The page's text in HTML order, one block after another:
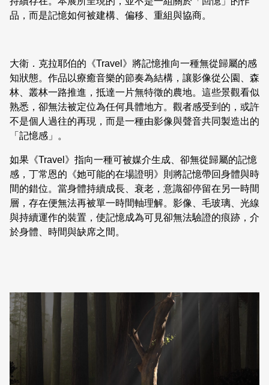
品，而是記憶如何被建構、偏移、重組與協商。
大衛．克拉耶伯的《Travel》將記憶推向一種無從歸屬的感
知狀態。作品以療癒音樂的節奏為結構，讓影像從公園、森
林、叢林一路推進，抵達一片無特徵的農地。這些景觀看似
熟悉，卻無法被定位為任何具體地方。觀者感受到的，或許
不是個人過往的再現，而是一種由影像與聲音共同製造出的
「記憶感」。
如果《Travel》指向一種可被媒介生成、卻無從歸屬的記憶
感，丁常恩的《她可能的在場證明》則將記憶帶回身體與時
間的錯位。當身體持續成長、衰老，意識卻停留在另一時間
層，存在便無法再被單一時間軸理解。影像、毛玻璃、光線
與持續運作的裝置，使記憶成為可見卻無法驗證的痕跡，介
於身體、時間與缺席之間。